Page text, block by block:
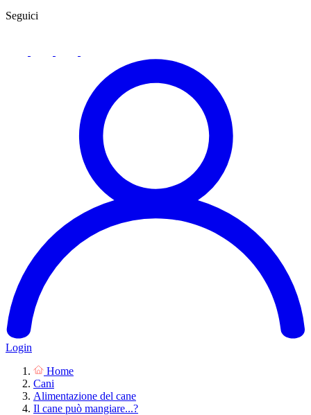
Seguici
Login
Home
Cani
Alimentazione del cane
Il cane può mangiare...?